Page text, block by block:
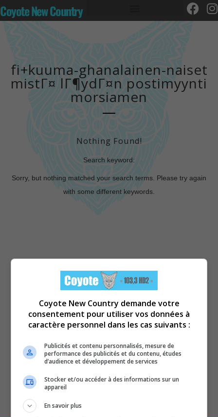
Coyote New Country
fi+kuuma-ghanalainen-naiset
mistГ¤ lГ¶ydГ¤n postimyynti
morsiamen
Nothing Found!
Search keyword:
Sorry, but nothing matched your search terms. Please try again
with some different keywords.
Coyote New Country demande votre
consentement pour utiliser vos données à
caractère personnel dans les cas suivants :
Publicités et contenu personnalisés, mesure de
performance des publicités et du contenu, études
d’audience et développement de services
Stocker et/ou accéder à des informations sur un
appareil
En savoir plus